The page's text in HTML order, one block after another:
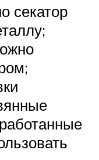
секатор